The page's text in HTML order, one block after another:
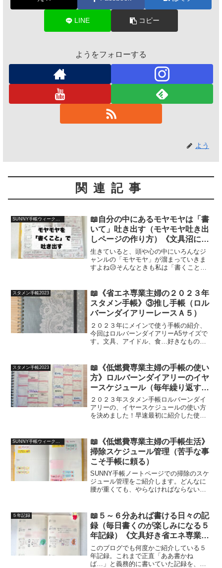
LINE コピー
ようをフォローする
よう
関連記事
SUNNY手帳ウィークリー（バーチカル行動記録＆年間記録2023）
📖自分の中にあるモヤモヤは「書
いて」吐き出す（モヤモヤ吐き出
しページの作り方）《文具沼に浸
かるなんとなく専業主婦の手帳生
活》
生きていると、頭や心の中にいろんなジ
ャンルの「モヤモヤ」が溜まっていきま
すよね😥そんなときも私は「書くこと」
ます！
スタメン手帳2023
📖《省エネ専業主婦の２０２３年
スタメン手帳》③推し手帳（ロル
バーンダイアリーレースＡ５）
２０２３年にメインで使う手帳の紹介、
今回はロルバーンダイアリーA5サイズで
す。文具、アイドル、食…好きなものを
です。
スタメン手帳2023
📖《低燃費専業主婦の手帳の使い
方》ロルバーンダイアリーのイヤ
ースケジュール（毎年繰り返す予
定を管理）
２０２３年スタメン手帳ロルバーンダイ
アリーの、イヤースケジュールの使い方
を決めました！早速最初に紹介した使い
SUNNY手帳ウィークリー（バーチカル行動記録＆年間記録2023）
📖《低燃費専業主婦の手帳生活》
掃除スケジュール管理（苦手な事
こそ手帳に頼る）
SUNNY手帳ノートページでの掃除のスケ
ジュール管理をご紹介します。どんなに
腰が重くても、やらなければならない事
して、乗り切りたいという思いから作る
新ページです。が、最後にどんでん返し
が😨
５年記録
📖５～６分あれば書ける日々の記
録（毎日書くのが楽しみになる５
年記録）《文具好き省エネ専業主
婦の手帳生活》
このブログでも何度かご紹介している５
年記録。これまで正直「ああ書かね
ば…」と義務的に書いていた記録を、毎